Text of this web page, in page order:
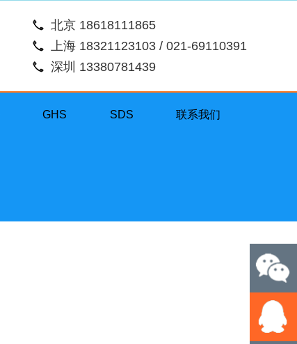
北京 18618111865
上海 18321123103 / 021-69110391
深圳 13380781439
GHS SDS 联系我们